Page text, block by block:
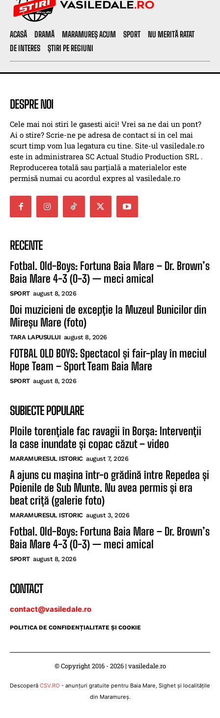
ACASĂ DRAMĂ MARAMUREȘ ACUM SPORT
NU MERITĂ RATAT
DE INTERES
ȘTIRI PE REGIUNI
DESPRE NOI
Cele mai noi stiri le gasesti aici! Vrei sa ne dai un pont?
Ai o stire? Scrie-ne pe adresa de contact si in cel mai
scurt timp vom lua legatura cu tine. Site-ul vasiledale.ro
este in administrarea SC Actual Studio Production SRL .
Reproducerea totală sau parțială a materialelor este
permisă numai cu acordul expres al vasiledale.ro
RECENTE
Fotbal. Old-Boys: Fortuna Baia Mare – Dr. Brown’s
Baia Mare 4-3 (0-3) — meci amical
SPORT august 8, 2026
Doi muzicieni de excepție la Muzeul Bunicilor din
Mireșu Mare (foto)
TARA LAPUSULUI august 8, 2026
FOTBAL OLD BOYS: Spectacol și fair-play în meciul
Hope Team – Sport Team Baia Mare
SPORT august 8, 2026
SUBIECTE POPULARE
Ploile torențiale fac ravagii în Borșa: Intervenții
la case inundate și copac căzut – video
MARAMURESUL ISTORIC august 7, 2026
A ajuns cu mașina într-o grădină între Repedea și
Poienile de Sub Munte. Nu avea permis și era
beat criță (galerie foto)
MARAMURESUL ISTORIC august 3, 2026
Fotbal. Old-Boys: Fortuna Baia Mare – Dr. Brown’s
Baia Mare 4-3 (0-3) — meci amical
SPORT august 8, 2026
CONTACT
contact@vasiledale.ro
POLITICA DE CONFIDENŢIALITATE ŞI COOKIE
© Copyright 2016 - 2026 | vasiledale.ro
Descoperă CSV.RO - anunțuri gratuite pentru Baia Mare, Sighet și localitățile
din Maramureș.